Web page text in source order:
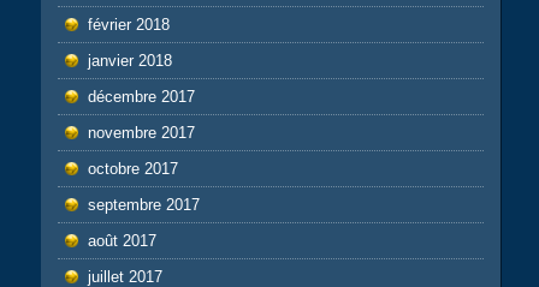
février 2018
janvier 2018
décembre 2017
novembre 2017
octobre 2017
septembre 2017
août 2017
juillet 2017